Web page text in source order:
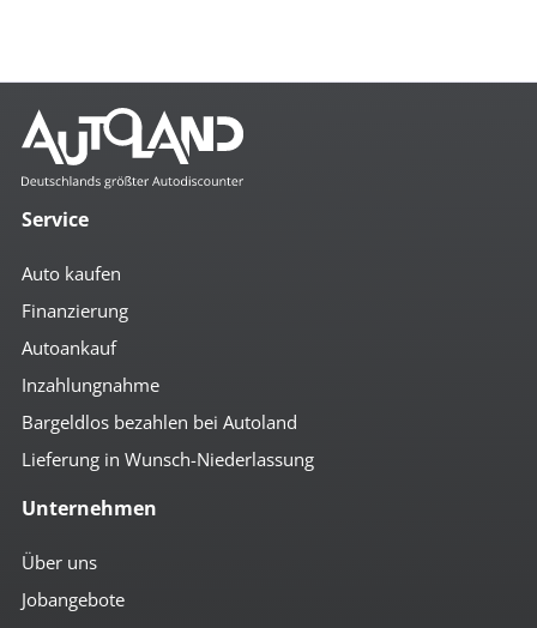
Service
Auto kaufen
Finanzierung
Autoankauf
Inzahlungnahme
Bargeldlos bezahlen bei Autoland
Lieferung in Wunsch-Niederlassung
Unternehmen
Über uns
Jobangebote